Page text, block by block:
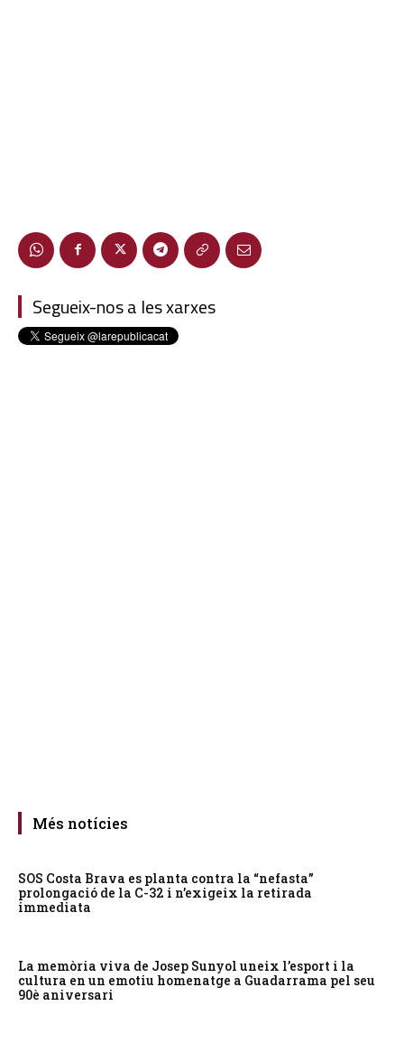
Segueix-nos a les xarxes
Més notícies
SOS Costa Brava es planta contra la “nefasta”
prolongació de la C-32 i n’exigeix la retirada
immediata
La memòria viva de Josep Sunyol uneix l’esport i la
cultura en un emotiu homenatge a Guadarrama pel seu
90è aniversari